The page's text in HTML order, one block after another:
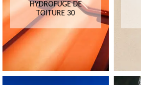
HYDROFUGE DE
TOITURE 30